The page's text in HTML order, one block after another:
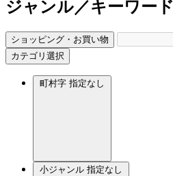
ジャンル／キーワード
ショッピング・お買い物
カテゴリ選択
町村字 指定なし
小ジャンル 指定なし